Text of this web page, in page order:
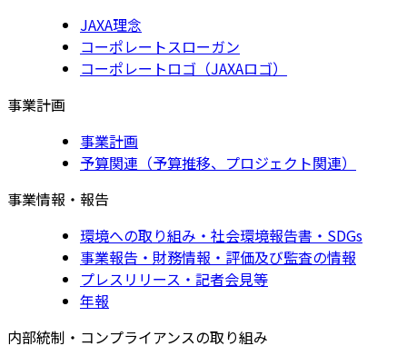
JAXA理念
コーポレートスローガン
コーポレートロゴ（JAXAロゴ）
事業計画
事業計画
予算関連（予算推移、プロジェクト関連）
事業情報・報告
環境への取り組み・社会環境報告書・SDGs
事業報告・財務情報・評価及び監査の情報
プレスリリース・記者会見等
年報
内部統制・コンプライアンスの取り組み